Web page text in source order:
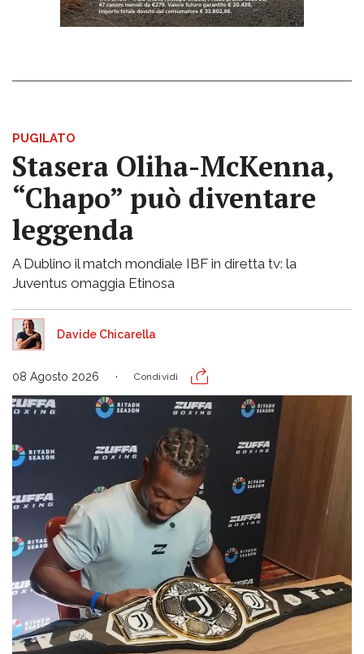
PUGILATO
Stasera Oliha-McKenna,
“Chapo” può diventare
leggenda
A Dublino il match mondiale IBF in diretta tv: la
Juventus omaggia Etinosa
Davide Chicarella
08 Agosto 2026 Condividi